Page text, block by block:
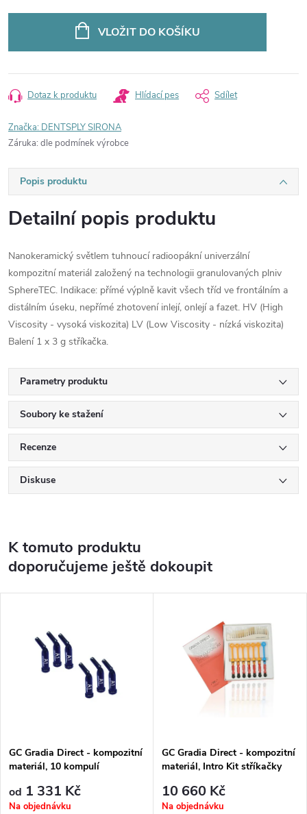
VLOŽIT DO KOŠÍKU
Dotaz k produktu Hlídací pes Sdílet
Značka: DENTSPLY SIRONA
Záruka: dle podmínek výrobce
Popis produktu
Detailní popis produktu
Nanokeramický světlem tuhnoucí radioopákní univerzální
kompozitní materiál založený na technologii granulovaných plniv
SphereTEC. Indikace: přímé výplně kavit všech tříd ve frontálním a
distálním úseku, nepřímé zhotovení inlejí, onlejí a fazet. HV (High
Viscosity - vysoká viskozita) LV (Low Viscosity - nízká viskozita)
Balení 1 x 3 g stříkačka.
Parametry produktu
Soubory ke stažení
Recenze
Diskuse
K tomuto produktu
doporučujeme ještě dokoupit
GC Gradia Direct - kompozitní
materiál, 10 kompulí
od 1 331 Kč
Na objednávku
GC Gradia Direct - kompozitní
materiál, Intro Kit stříkačky
10 660 Kč
Na objednávku